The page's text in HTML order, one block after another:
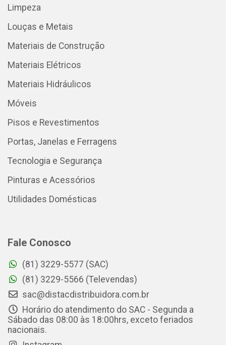
Limpeza
Louças e Metais
Materiais de Construção
Materiais Elétricos
Materiais Hidráulicos
Móveis
Pisos e Revestimentos
Portas, Janelas e Ferragens
Tecnologia e Segurança
Pinturas e Acessórios
Utilidades Domésticas
Fale Conosco
(81) 3229-5577 (SAC)
(81) 3229-5566 (Televendas)
sac@distacdistribuidora.com.br
Horário do atendimento do SAC - Segunda a
Sábado das 08:00 às 18:00hrs, exceto feriados
nacionais.